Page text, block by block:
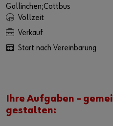
Gallinchen;Cottbus
Vollzeit
Verkauf
Start nach Vereinbarung
Ihre Aufgaben –
gestalten: